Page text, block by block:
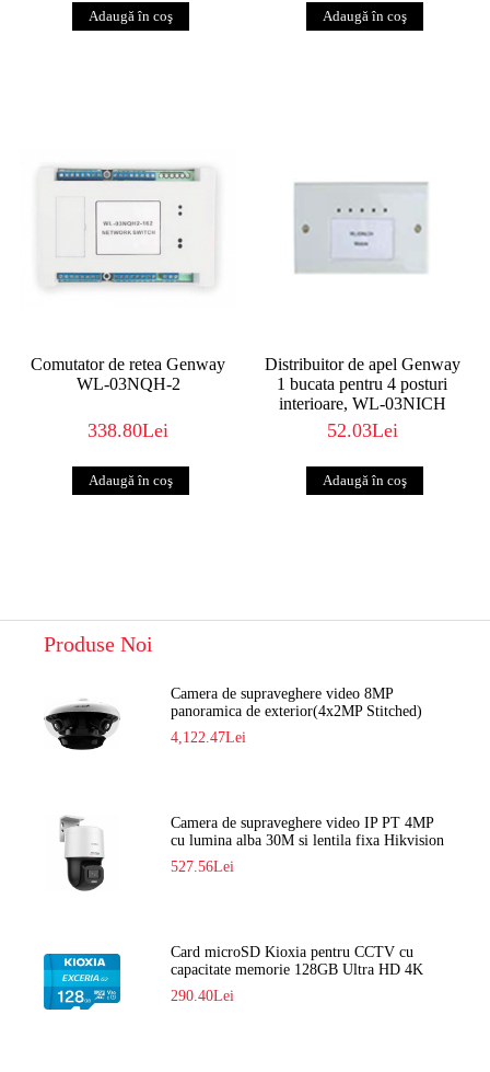
Comutator de retea Genway
WL-03NQH-2
338.80Lei
Distribuitor de apel Genway
1 bucata pentru 4 posturi
interioare, WL-03NICH
52.03Lei
Produse Noi
Camera de supraveghere video 8MP
panoramica de exterior(4x2MP Stitched)
Navaio NGC-7482PR
4,122.47Lei
Camera de supraveghere video IP PT 4MP
cu lumina alba 30M si lentila fixa Hikvision
DS-2DE2C400SCG-E F1
527.56Lei
Card microSD Kioxia pentru CCTV cu
capacitate memorie 128GB Ultra HD 4K
LMEX2L128GG2
290.40Lei